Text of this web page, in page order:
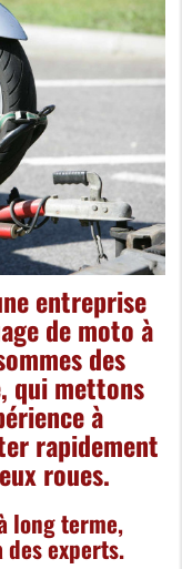
entreprise
de moto à
des
qui mettons
à
rapidement
roues.
long terme,
experts.